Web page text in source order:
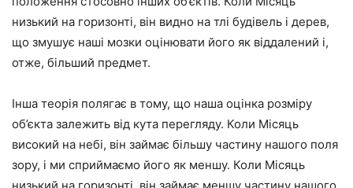
низький на горизонті, він видно на тлі будівель і дерев,
що змушує наші мозки оцінювати його як віддалений і,
отже, більший предмет.
Інша теорія полягає в тому, що наша оцінка розміру
об’єкта залежить від кута перегляду. Коли Місяць
високий на небі, він займає більшу частину нашого поля
зору, і ми сприймаємо його як меншу. Коли Місяць